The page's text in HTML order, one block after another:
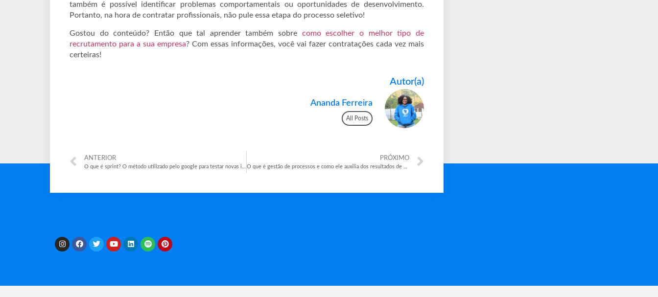
também é possível identificar problemas comportamentais ou oportunidades de desenvolvimento.
Portanto, na hora de contratar profissionais, não pule essa etapa do processo seletivo!
Gostou do conteúdo? Então que tal aprender também sobre como escolher o melhor tipo de
recrutamento para a sua empresa? Com essas informações, você vai fazer contratações cada vez mais
certeiras!
Autor(a)
Ananda Ferreira
All Posts
ANTERIOR PRÓXIMO